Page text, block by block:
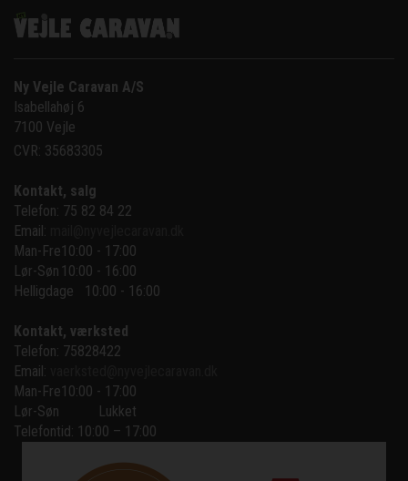
Ny Vejle Caravan A/S
Isabellahøj 6
7100 Vejle
CVR: 35683305
Kontakt, salg
Telefon: 75 82 84 22
Email:
Man-Fre10:00 - 17:00
Lør-Søn 10:00 - 16:00
Helligdage   10:00 - 16:00
Kontakt, værksted
Telefon: 75828422
Email:
Man-Fre10:00 - 17:00
Lør-Søn
Lukket
Telefontid: 10:00 – 17:00